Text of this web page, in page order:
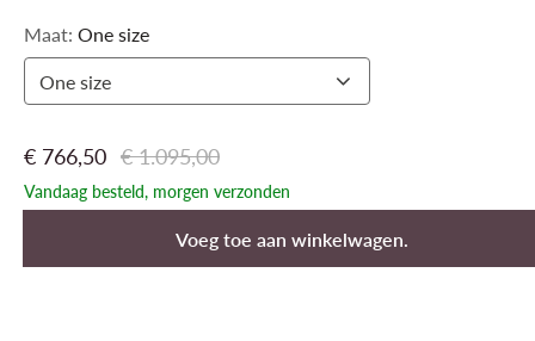
Maat: One size
One size
€ 1.095,00
€ 766,50
Vandaag besteld, morgen verzonden
Voeg toe aan winkelwagen.